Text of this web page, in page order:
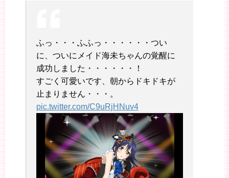
ふっ・・・ふふっ・・・・・・つい
に、ついにメイド海未ちゃんの覚醒に
成功しました・・・・・・！
すごく可愛いです、朝からドキドキが
止まりません・・・。
pic.twitter.com/C9uRjHNuv4